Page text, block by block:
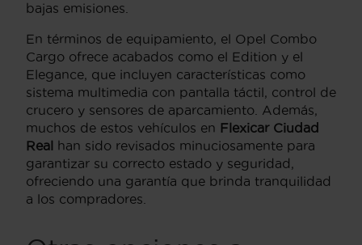
bajas emisiones.
En términos de equipamiento, el Opel Combo
Cargo ofrece acabados como el Edition y el
Elegance, que incluyen características como
sistema multimedia con pantalla táctil, control de
crucero y sensores de aparcamiento. Además,
muchos de estos vehículos en Flexicar Ciudad
Real han sido revisados minuciosamente para
garantizar su correcto estado y seguridad,
ofreciendo una garantía que brinda tranquilidad
a los compradores.